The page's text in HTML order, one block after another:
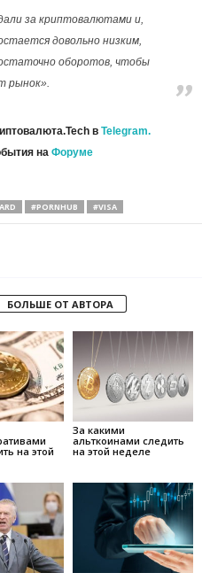
за криптовалютами и,
довольно низким,
оборотов, чтобы
рынок».
в Telegram.
на Форуме
#PORNHUB #VISA
БОЛЬШЕ ОТ АВТОРА
на этой
За какими
альткоинами следить
на этой неделе